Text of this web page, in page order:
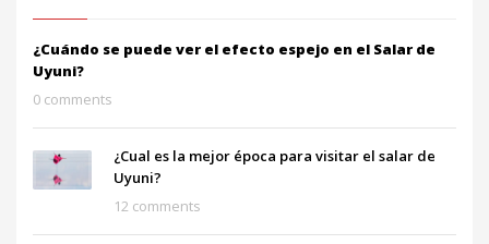
¿Cuándo se puede ver el efecto espejo en el Salar de
Uyuni?
0 comments
¿Cual es la mejor época para visitar el salar de
Uyuni?
12 comments